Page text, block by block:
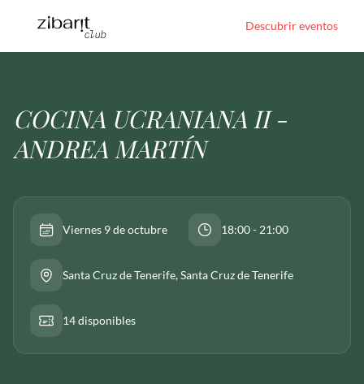
Descubrir eventos
COCINA UCRANIANA II -
ANDREA MARTÍN
Viernes 9 de octubre 18:00 - 21:00
Santa Cruz de Tenerife, Santa Cruz de Tenerife
14 disponibles